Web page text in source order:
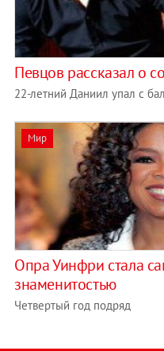
Певцов рассказал о
22-летний Даниил упал с
Мир
Опра Уинфри стала
знаменитостью
Четвертый год подряд